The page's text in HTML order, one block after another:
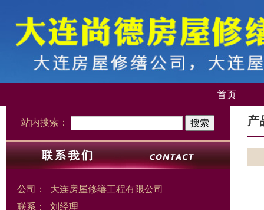
首页
站内搜索：
公司：
大连房屋修缮工程有限公司
联系：
刘经理
产